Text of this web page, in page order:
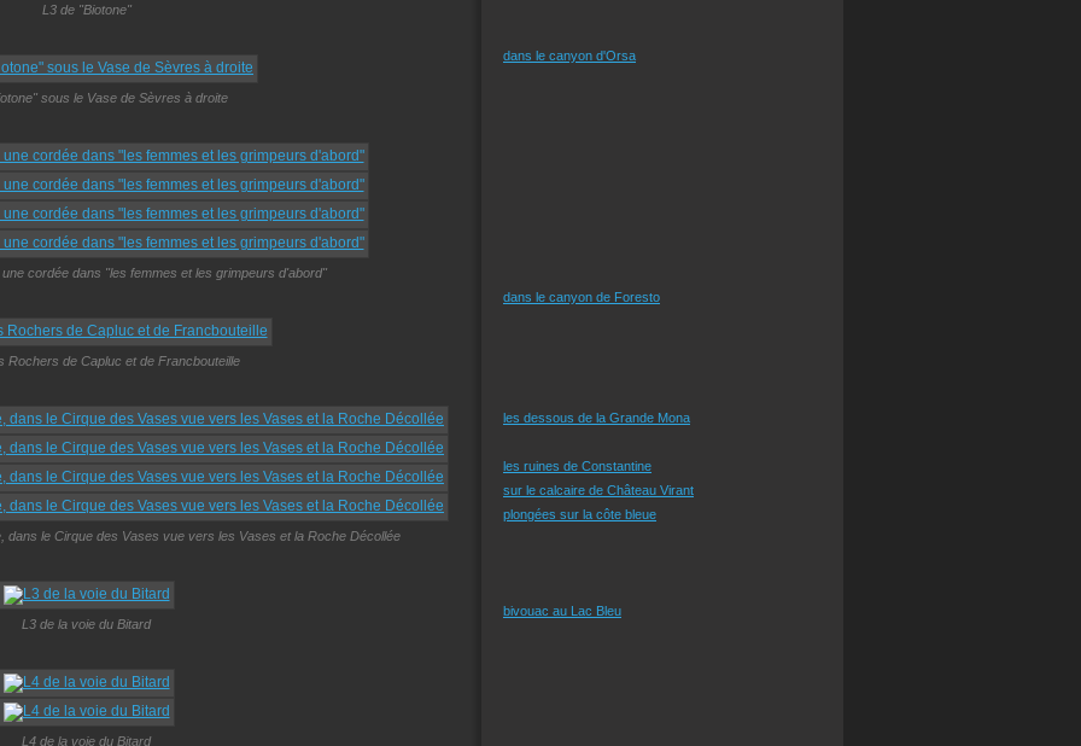
L3 de "Biotone"
sous le Vase de Sèvres à droite
cordée dans "les femmes et les grimpeurs d'abord"
Rochers de Capluc et de Francbouteille
dans le Cirque des Vases vue vers les Vases et la Roche Décollée
L3 de la voie du Bitard
L4 de la voie du Bitard
dans le canyon d'Orsa
dans le canyon de Foresto
les dessous de la Grande Mona
les ruines de Constantine
sur le calcaire de Château Virant
plongées sur la côte bleue
bivouac au Lac Bleu